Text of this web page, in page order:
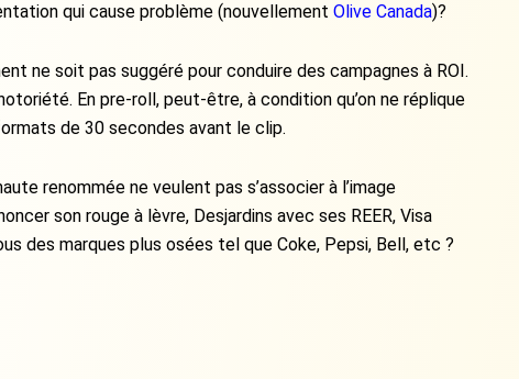
qui cause problème (nouvellement Olive Canada)?
ne soit pas suggéré pour conduire des campagnes à ROI.
En pre-roll, peut-être, à condition qu’on ne réplique
de 30 secondes avant le clip.
renommée ne veulent pas s’associer à l’image
son rouge à lèvre, Desjardins avec ses REER, Visa
des marques plus osées tel que Coke, Pepsi, Bell, etc ?